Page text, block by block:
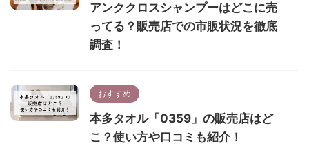
アンククロスシャンプーはどこに売
ってる？販売店での市販状況を徹底
調査！
おすすめ
本多タオル「0359」の販売店はど
こ？使い方や口コミも紹介！